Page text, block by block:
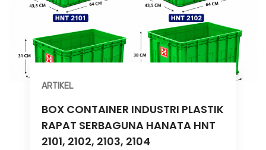
ARTIKEL
BOX CONTAINER INDUSTRI PLASTIK
RAPAT SERBAGUNA HANATA HNT
2101, 2102, 2103, 2104